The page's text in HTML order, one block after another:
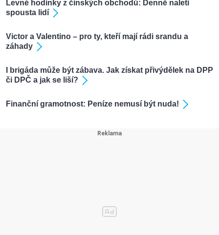
Levné hodinky z čínských obchodů: Denně naletí
spousta lidí
Victor a Valentino – pro ty, kteří mají rádi srandu a
záhady
I brigáda může být zábava. Jak získat přivýdělek na DPP
či DPČ a jak se liší?
Finanční gramotnost: Peníze nemusí být nuda!